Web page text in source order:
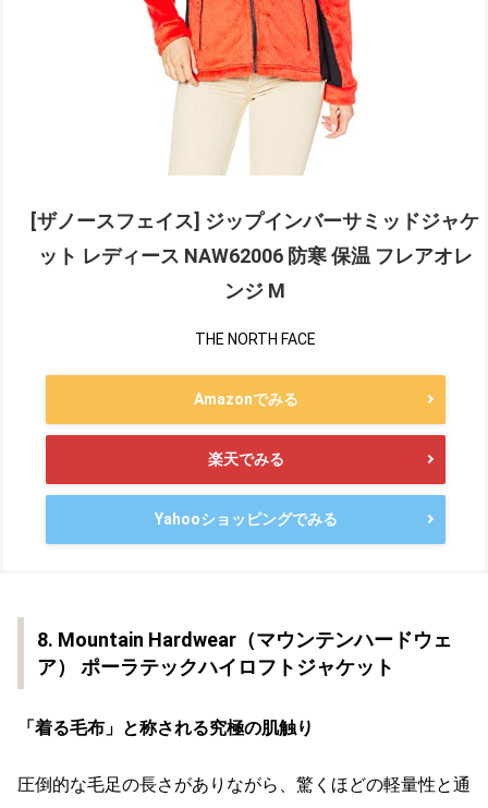
[ザノースフェイス] ジップインバーサミッドジャケ
ット レディース NAW62006 防寒 保温 フレアオレ
ンジ M
THE NORTH FACE
Amazonでみる
楽天でみる
Yahooショッピングでみる
8. Mountain Hardwear（マウンテンハードウェ
ア） ポーラテックハイロフトジャケット
「着る毛布」と称される究極の肌触り
圧倒的な毛足の長さがありながら、驚くほどの軽量性と通